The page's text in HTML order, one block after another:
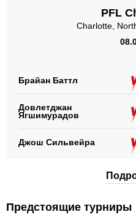
PFL
Charlotte,
Брайан Баттл
Довлетджан
Ягшимурадов
Джош Сильвейра
Предстоящие турниры